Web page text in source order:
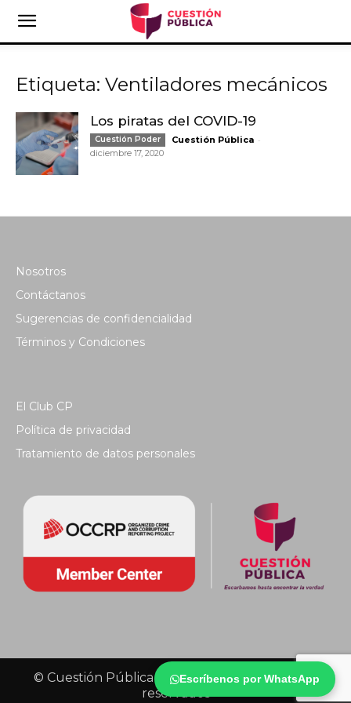
Escríbenos por WhatsApp
Etiqueta: Ventiladores mecánicos
Los piratas del COVID-19
Cuestión Poder Cuestión Pública -
diciembre 17, 2020
Nosotros
Contáctanos
Sugerencias de confidencialidad
Términos y Condiciones
El Club CP
Política de privacidad
Tratamiento de datos personales
© Cuestión Pública 2018 - Todos los derechos
reservados